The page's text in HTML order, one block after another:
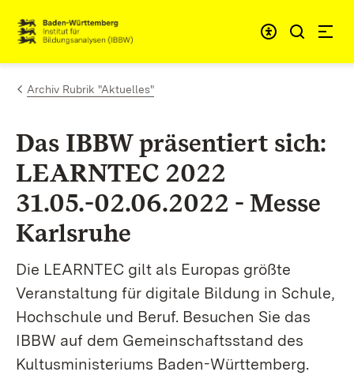
Zum Inhalt springen
Link zur Startseite
Archiv Rubrik "Aktuelles"
Das IBBW präsentiert sich:
LEARNTEC 2022
31.05.-02.06.2022 - Messe
Karlsruhe
Die LEARNTEC gilt als Europas größte
Veranstaltung für digitale Bildung in Schule,
Hochschule und Beruf. Besuchen Sie das
IBBW auf dem Gemeinschaftsstand des
Kultusministeriums Baden-Württemberg.